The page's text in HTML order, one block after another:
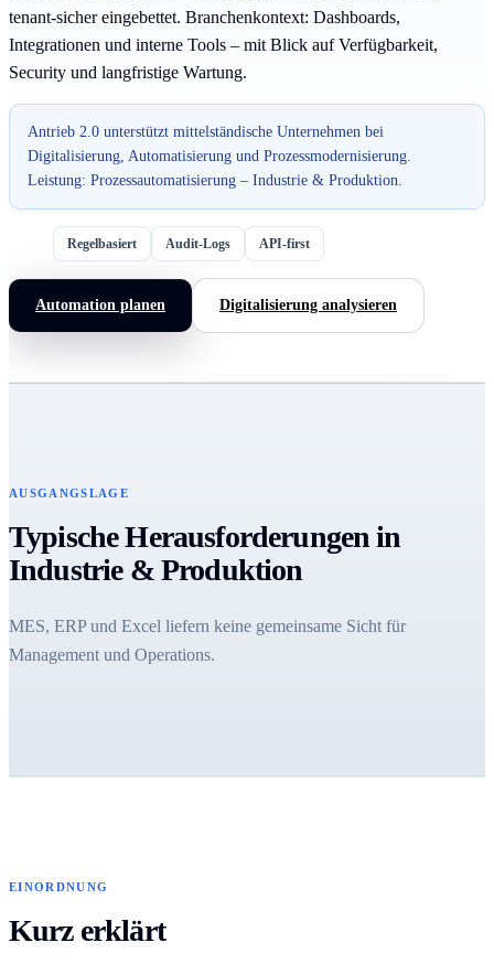
tenant-sicher eingebettet. Branchenkontext: Dashboards,
Integrationen und interne Tools – mit Blick auf Verfügbarkeit,
Security und langfristige Wartung.
Antrieb 2.0 unterstützt mittelständische Unternehmen bei
Digitalisierung, Automatisierung und Prozessmodernisierung.
Leistung: Prozessautomatisierung – Industrie & Produktion.
Regelbasiert Audit-Logs API-first
Automation planen Digitalisierung analysieren
AUSGANGSLAGE
Typische Herausforderungen in
Industrie & Produktion
MES, ERP und Excel liefern keine gemeinsame Sicht für
Management und Operations.
EINORDNUNG
Kurz erklärt